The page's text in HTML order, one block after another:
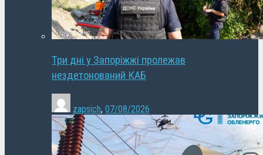
Три дні у Запоріжжі пролежав
нездетонований КАБ
zapsich, 07/08/2026